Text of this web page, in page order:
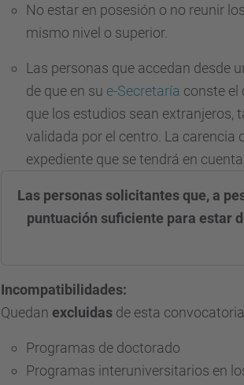
No estar en posesión o no reunir
mismo nivel o superior.
Las personas que accedan desde
de que en su e-Secretaría conste el
que los estudios sean extranjeros,
validada por el centro. La carencia
expediente que se tendrá en cuenta
Las personas solicitantes que, a
puntuación suficiente para estar
Incompatibilidades:
Quedan excluidas de esta
Programas de doctorado
Programas interuniversitarios en